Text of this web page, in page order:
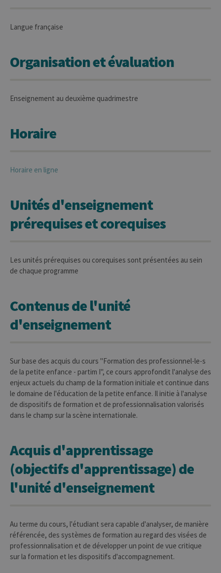
Langue française
Organisation et évaluation
Enseignement au deuxième quadrimestre
Horaire
Horaire en ligne
Unités d'enseignement
prérequises et corequises
Les unités prérequises ou corequises sont présentées au sein
de chaque programme
Contenus de l'unité
d'enseignement
Sur base des acquis du cours "Formation des professionnel-le-s
de la petite enfance - partim I", ce cours approfondit l'analyse des
enjeux actuels du champ de la formation initiale et continue dans
le domaine de l'éducation de la petite enfance. Il initie à l'analyse
de dispositifs de formation et de professionnalisation valorisés
dans le champ sur la scène internationale.
Acquis d'apprentissage
(objectifs d'apprentissage) de
l'unité d'enseignement
Au terme du cours, l'étudiant sera capable d'analyser, de manière
référencée, des systèmes de formation au regard des visées de
professionnalisation et de développer un point de vue critique
sur la formation et les dispositifs d'accompagnement.